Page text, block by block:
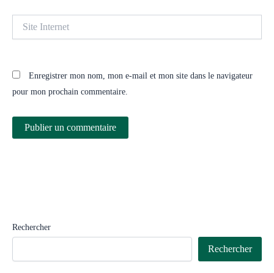
Internet
Enregistrer mon nom, mon e-mail et mon site dans le navigateur
pour mon prochain commentaire.
Rechercher
Rechercher